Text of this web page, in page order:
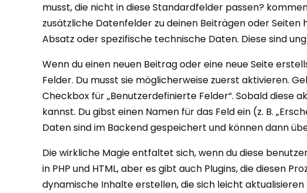
musst, die nicht in diese Standardfelder passen?
zusätzliche Datenfelder zu deinen Beiträgen oder Seiten
Absatz oder spezifische technische Daten. Diese sind
Wenn du einen neuen Beitrag oder eine neue Seite
Felder. Du musst sie möglicherweise zuerst aktivieren.
Checkbox für „Benutzerdefinierte Felder“. Sobald diese
kannst. Du gibst einen Namen für das Feld ein (z. B.
Daten sind im Backend gespeichert und können dann
Die wirkliche Magie entfaltet sich, wenn du diese
in PHP und HTML, aber es gibt auch Plugins, die diesen
dynamische Inhalte erstellen, die sich leicht